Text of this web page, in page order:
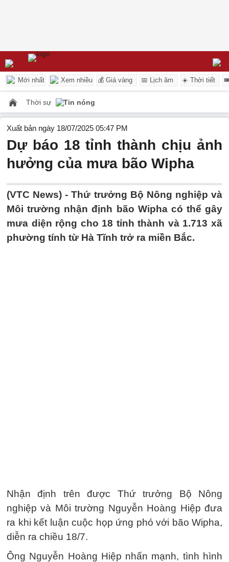
Mới nhất Xem nhiều 💰 Giá vàng 📅 Lịch âm ☀️ Thời tiết
Thời sự Tin nóng
Xuất bản ngày 18/07/2025 05:47 PM
Dự báo 18 tỉnh thành chịu ảnh
hưởng của mưa bão Wipha
(VTC News) -Thứ trưởng Bộ Nông nghiệp và
Môi trường nhận định bão Wipha có thể gây
mưa diện rộng cho 18 tỉnh thành và 1.713 xã
phường tính từ Hà Tĩnh trở ra miền Bắc.
Nhận định trên được Thứ trưởng Bộ Nông
nghiệp và Môi trường Nguyễn Hoàng Hiệp đưa
ra khi kết luận cuộc họp ứng phó với bão Wipha,
diễn ra chiều 18/7.
Ông Nguyễn Hoàng Hiệp nhấn mạnh, tình hình